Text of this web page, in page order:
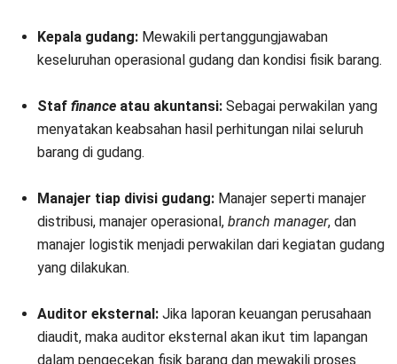
Kepala gudang: Mewakili pertanggungjawaban
keseluruhan operasional gudang dan kondisi fisik barang.
Staf finance atau akuntansi: Sebagai perwakilan yang
menyatakan keabsahan hasil perhitungan nilai seluruh
barang di gudang.
Manajer tiap divisi gudang: Manajer seperti manajer
distribusi, manajer operasional, branch manager, dan
manajer logistik menjadi perwakilan dari kegiatan gudang
yang dilakukan.
Auditor eksternal: Jika laporan keuangan perusahaan
diaudit, maka auditor eksternal akan ikut tim lapangan
dalam pengecekan fisik barang dan mewakili proses